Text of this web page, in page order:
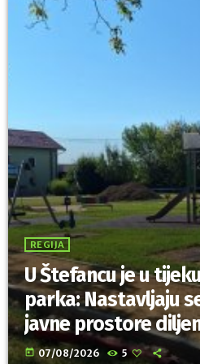
REGIJA
U Štefancu je u
parka: Nastavljaju
javne prostore
Trnovec
today 07/08/2026 5